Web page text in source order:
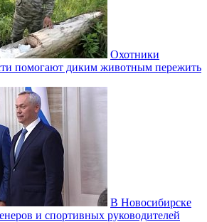
Охотники
помогают диким животным пережить
В Новосибирске
и спортивных руководителей